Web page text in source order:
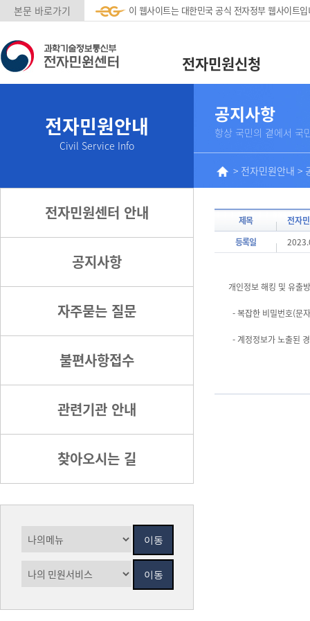
본문 바로가기 이 웹사이트는 대한민국 공식 전자정부 웹사이트
전자민원신청
전자민원안내
Civil Service Info
전자민원센터 안내
공지사항
자주묻는 질문
불편사항접수
관련기관 안내
찾아오시는 길
공지사항
항상 국민의 곁에서 국
> 전자민원안내 >
제목
전자
등록일
개인정보 해킹 및 유출
- 복잡한 비밀번호(문
- 계정정보가 노출된